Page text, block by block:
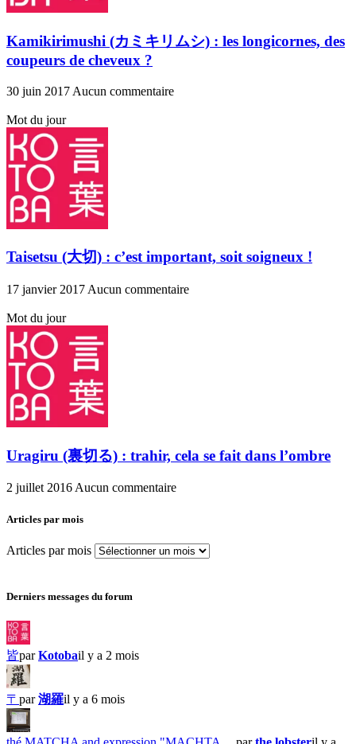
Kamikirimushi (カミキリムシ) : les longicornes, des
coupeurs de cheveux ?
30 juin 2017 Aucun commentaire
Mot du jour
Taisetsu (大切) : c’est important, soit soigneux !
17 janvier 2017 Aucun commentaire
Mot du jour
Uragiru (裏切る) : trahir, cela se fait dans l’ombre
2 juillet 2016Aucun commentaire
Articles par mois
Articles par mois
Derniers messages du forum
皆parKotobail y a 2 mois
〒 par湖羅il y a 6 mois